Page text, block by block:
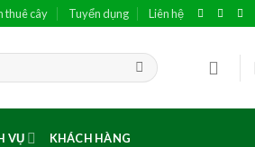
thuê cây Tuyển dụng Liên hệ
VỤ KHÁCH HÀNG